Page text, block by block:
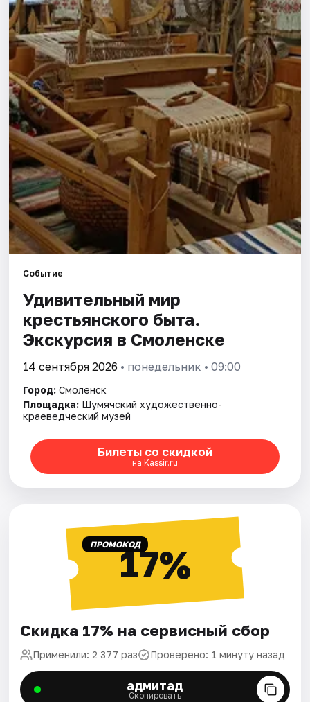
Города
Площадки
Артисты
Рейтинги
Событие
Удивительный мир
крестьянского быта.
Экскурсия в Смоленске
14 сентября 2026 • понедельник • 09:00
Город: Смоленск
Площадка: Шумячский художественно-
краеведческий музей
Билеты со скидкой
на Kassir.ru
ПРОМОКОД17%
Скидка 17% на сервисный сбор
Применили: 2 377 раз Проверено: 1 минуту назад
адмитад
Скопировать